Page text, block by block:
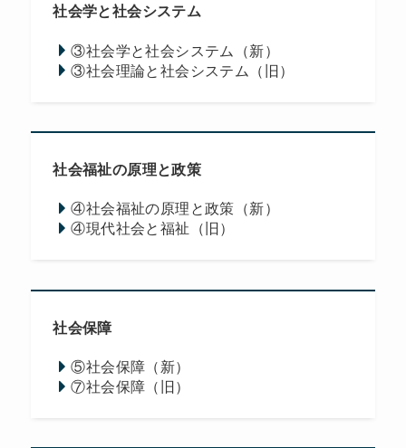
社会学と社会システム
③社会学と社会システム（新）
③社会理論と社会システム（旧）
社会福祉の原理と政策
④社会福祉の原理と政策（新）
④現代社会と福祉（旧）
社会保障
⑤社会保障（新）
⑦社会保障（旧）